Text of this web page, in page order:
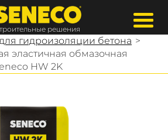
решения
гидроизоляции бетона >
эластичная обмазочная
HW 2K